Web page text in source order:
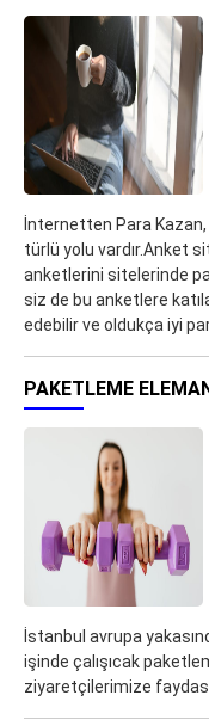
İnternetten Para
türlü yolu vardır.Anket
anketlerini sitelerinde
siz de bu anketlere
edebilir ve oldukça iyi
PAKETLEME
İstanbul avrupa
işinde çalışıcak
ziyaretçilerimize